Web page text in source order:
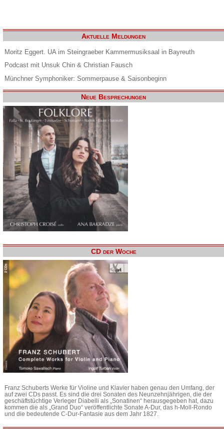
Aktuelle Meldungen
Moritz Eggert. UA im Steingraeber Kammermusiksaal in Bayreuth
Podcast mit Unsuk Chin & Christian Fausch
Münchner Symphoniker: Sommerpause & Saisonbeginn
Neue Besprechungen
CD der Woche
Franz Schuberts Werke für Violine und Klavier haben genau den Umfang, der
auf zwei CDs passt. Es sind die drei Sonaten des Neunzehnjährigen, die der
geschäftstüchtige Verleger Diabelli als „Sonatinen“ herausgegeben hat, dazu
kommen die als „Grand Duo“ veröffentlichte Sonate A-Dur, das h-Moll-Rondo
und die bedeutende C-Dur-Fantasie aus dem Jahr 1827.